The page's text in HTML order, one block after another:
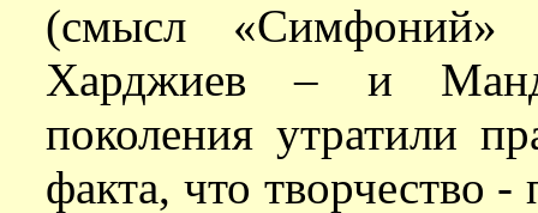
(смысл «Симфоний»
Харджиев – и
поколения утратили
факта, что творчество -